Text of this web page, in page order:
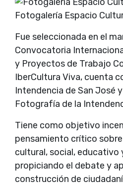
Fotogalería Espacio
Fue seleccionada en el
Convocatoria
y Proyectos de Trabajo
IberCultura Viva, cuenta
Intendencia de San José
Fotografía de la
Tiene como objetivo
pensamiento crítico
cultural, social, educativo
propiciando el debate y
construcción de